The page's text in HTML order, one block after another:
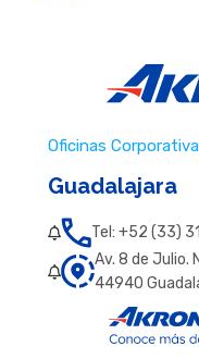
Oficinas
Guadalajara
Tel: +52 (33)
Av. 8 de Julio.
44940